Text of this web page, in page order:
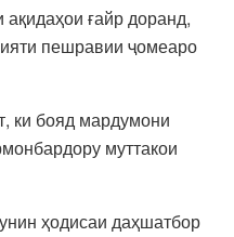
ғайр доранд,
пешравии ҷомеаро
ки бояд мардумони
муттакои
ҳодисаи даҳшатбор